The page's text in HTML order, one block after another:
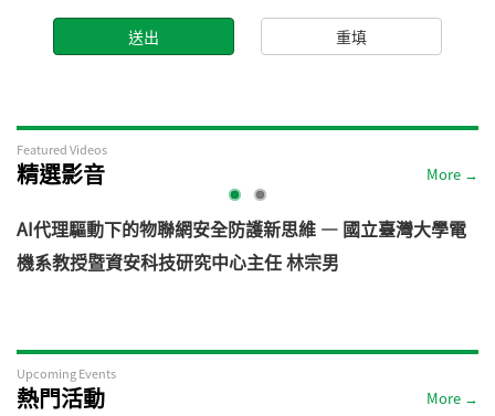
Featured Videos
精選影音 More →
AI代理驅動下的物聯網安全防護新思維 — 國立臺灣大學電
機系教授暨資安科技研究中心主任 林宗男
Upcoming Events
熱門活動 More →